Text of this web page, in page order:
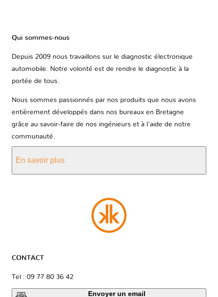
Qui sommes-nous
Depuis 2009 nous travaillons sur le diagnostic électronique
automobile. Notre volonté est de rendre le diagnostic à la
portée de tous.
Nous sommes passionnés par nos produits que nous avons
entièrement développés dans nos bureaux en Bretagne
grâce au savoir-faire de nos ingénieurs et à l'aide de notre
communauté.
En savoir plus
CONTACT
Tel : 09 77 80 36 42
Envoyer un email